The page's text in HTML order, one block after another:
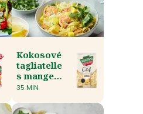
Kokosové
tagliatelle
s mangem
a krevetami
35 MIN